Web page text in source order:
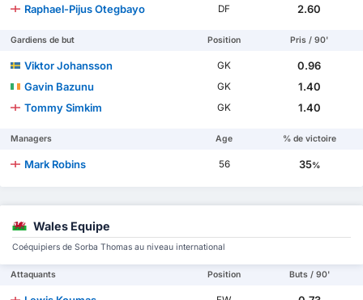
Raphael-Pijus Otegbayo
DF 2.60
Gardiens de but Position Pris / 90'
Viktor Johansson GK
0.96
Gavin Bazunu
GK
1.40
Tommy Simkim
GK 1.40
Managers Age % de victoire
Mark Robins 56 35%
Wales Equipe
Coéquipiers de Sorba Thomas au niveau international
Attaquants Position Buts / 90'